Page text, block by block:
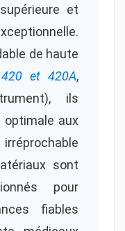
et
de haute
et 420A,
ils
aux
sont
pour
fiables